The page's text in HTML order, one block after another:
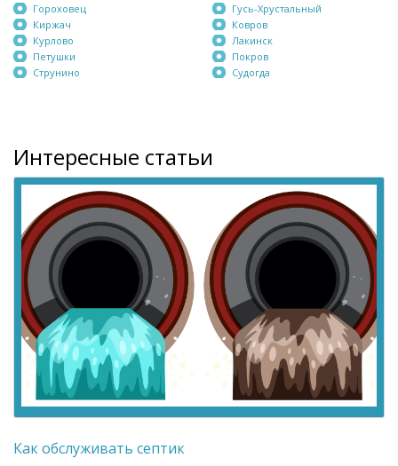
Гороховец
Киржач
Курлово
Петушки
Струнино
Гусь-Хрустальный
Ковров
Лакинск
Покров
Судогда
Интересные статьи
Как обслуживать септик